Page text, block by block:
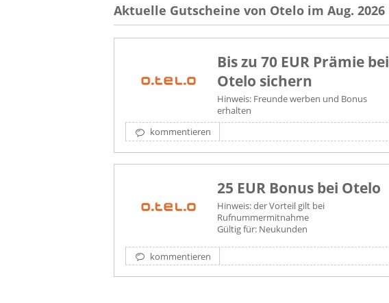
Aktuelle Gutscheine von Otelo im Aug. 2026
Bis zu 70 EUR Prämie bei
Otelo sichern
Hinweis: Freunde werben und Bonus
erhalten
kommentieren
25 EUR Bonus bei Otelo
Hinweis: der Vorteil gilt bei
Rufnummermitnahme
Gültig für: Neukunden
kommentieren